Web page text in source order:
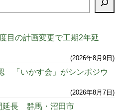
目の計画変更で工期2年延
2026年8月9日
「いかす会」がシンポジウ
2026年8月7日
延長 群馬・沼田市